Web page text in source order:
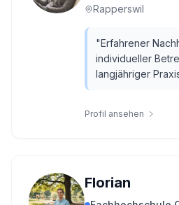
Rapperswil
"Erfahrener
individueller
langjähriger
Profil ansehen
Florian